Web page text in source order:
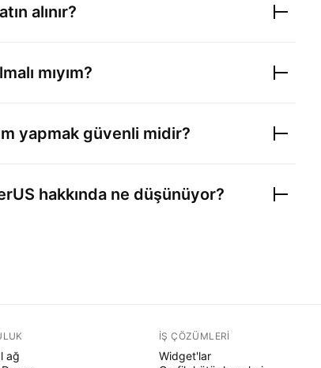
alınır?
mıyım?
yapmak güvenli midir?
hakkında ne düşünüyor?
ağ
İŞ ÇÖZÜMLERI
Widget'lar